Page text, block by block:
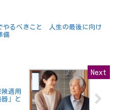
やるべきこと 人生の最後に向け
備
適用
」と